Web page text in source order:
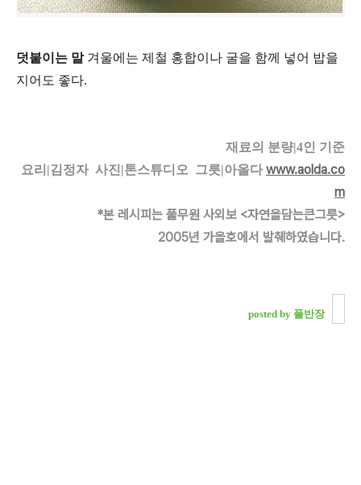
덧붙이는 말겨울에는 제철 홍합이나 굴을 함께 넣어 밥을
지어도 좋다.
재료의 분량|4인 기준
요리|김정자 사진|톤스튜디오 그릇|아올다www.aolda.co
m
*본 레시피는 풀무원 사외보 <자연을담는큰그릇>
2005년 가을호에서 발췌하였습니다.
posted by 풀반장